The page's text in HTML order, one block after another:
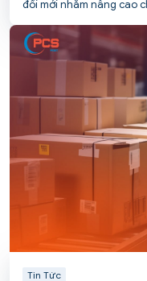
đổi mới nhằm nâng cao
Tin Tức